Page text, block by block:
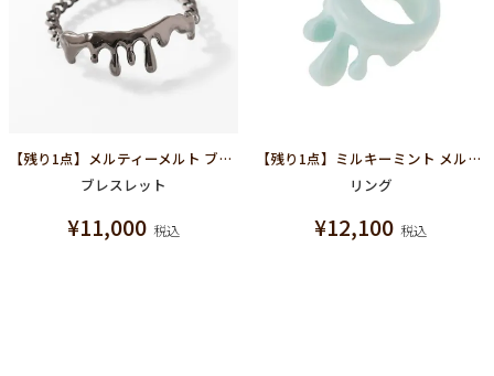
【残り1点】メルティーメルト ブレスレット(ブラック)
ブレスレット
¥11,000 税込
【残り1点】ミルキーミント メルトリング
リング
¥12,100 税込